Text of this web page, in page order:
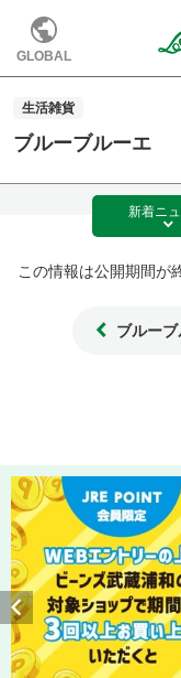
GLOBAL
生活雑貨
ブルーブルーエ
新着ニ
この情報は公開期間が
ブルー